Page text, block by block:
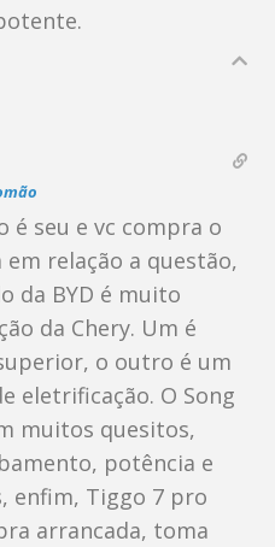
é seu e vc compra o
relação a questão,
da BYD é muito
da Chery. Um é
o outro é um
eletrificação. O Song
muitos quesitos,
potência e
enfim, Tiggo 7 pro
arrancada, toma